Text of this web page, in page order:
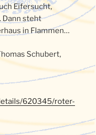
Eifersucht,
Dann steht
in Flammen…
Schubert,
620345/roter-